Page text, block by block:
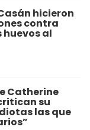
hicieron
contra
huevos al
Catherine
su
las que